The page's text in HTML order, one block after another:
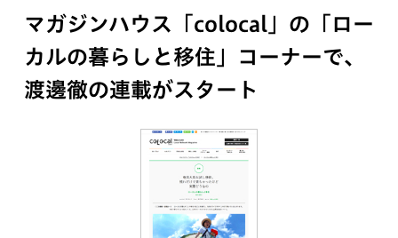
マガジンハウス「colocal」の「ロー
カルの暮らしと移住」コーナーで、
渡邊徹の連載がスタート